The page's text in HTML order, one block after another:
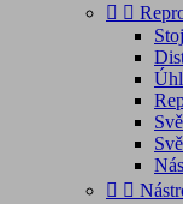
 
 